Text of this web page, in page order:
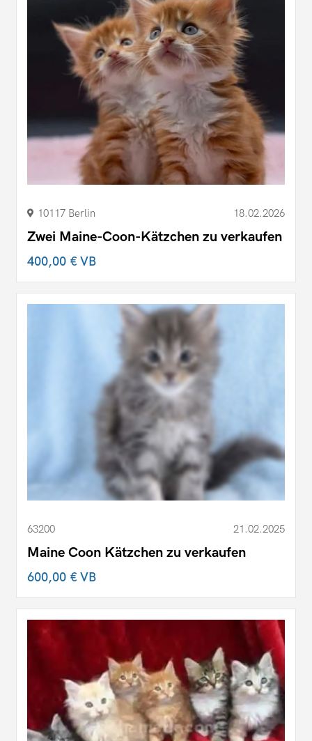
10117 Berlin 18.02.2026
Zwei Maine-Coon-Kätzchen zu verkaufen
400,00 €VB
63200 21.02.2025
Maine Coon Kätzchen zu verkaufen
600,00 €VB